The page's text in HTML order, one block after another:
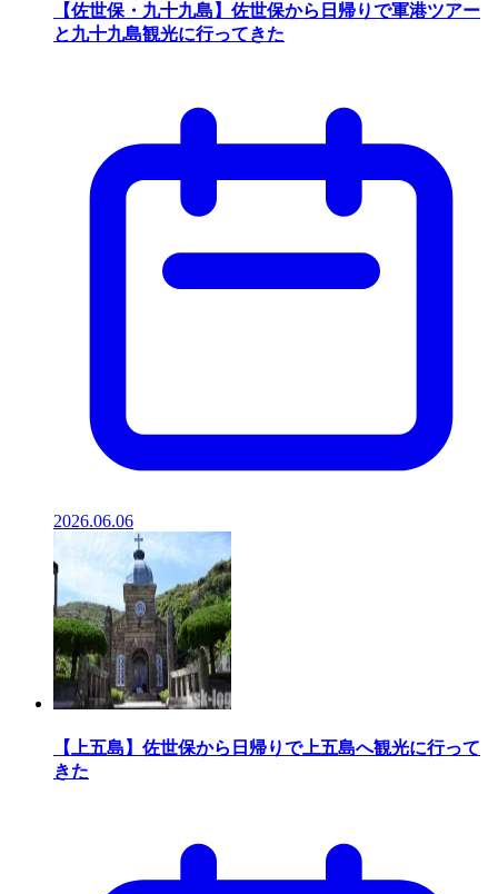
【佐世保・九十九島】佐世保から日帰りで軍港ツアー
と九十九島観光に行ってきた
2026.06.06
【上五島】佐世保から日帰りで上五島へ観光に行って
きた